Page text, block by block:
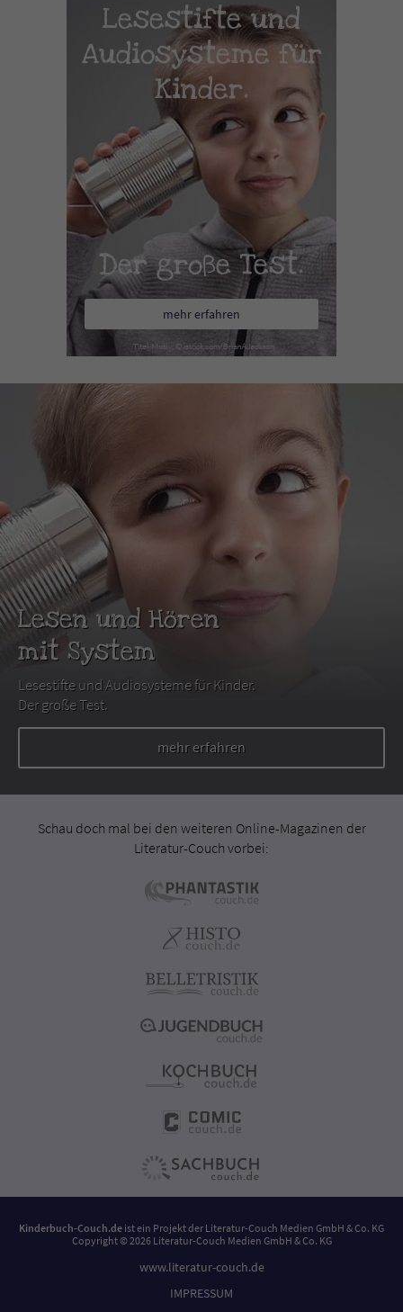
Lesestifte und
Audiosysteme für
Kinder.
Der große Test.
mehr erfahren
Lesen und Hören
mit System
Lesestifte und Audiosysteme für Kinder.
Der große Test.
mehr erfahren
Schau doch mal bei den weiteren Online-Magazinen der
Literatur-Couch vorbei:
Kinderbuch-Couch.de ist ein Projekt der Literatur-Couch Medien GmbH & Co. KG
Copyright © 2026 Literatur-Couch Medien GmbH & Co. KG
www.literatur-couch.de
IMPRESSUM